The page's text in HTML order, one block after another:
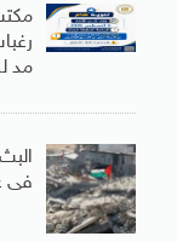
مد
فى